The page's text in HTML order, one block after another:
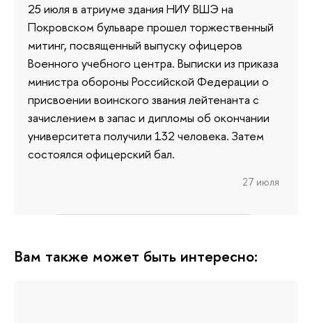
25 июля в атриуме здания НИУ ВШЭ на
Покровском бульваре прошел торжественный
митинг, посвященный выпуску офицеров
Военного учебного центра. Выписки из приказа
министра обороны Российской Федерации о
присвоении воинского звания лейтенанта с
зачислением в запас и дипломы об окончании
университета получили 132 человека. Затем
состоялся офицерский бал.
27 июля
Вам также может быть интересно: